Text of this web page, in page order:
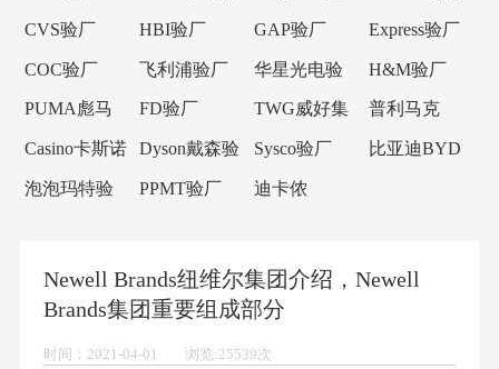
验厂
西潘尼验厂
CVS验厂 HBI验厂 GAP验厂 Express验厂
COC验厂 飞利浦验厂
华星光电验
厂
H&M验厂
PUMA彪马
验厂
FD验厂
TWG威好集
团验厂
普利马克
Primark验厂
Casino卡斯诺
验厂
Dyson戴森验
厂
Sysco验厂
比亚迪BYD
泡泡玛特验
PPMT验厂
迪卡侬
Newell Brands纽维尔集团介绍，Newell
Brands集团重要组成部分
时间：2021-04-01 浏览:25539次